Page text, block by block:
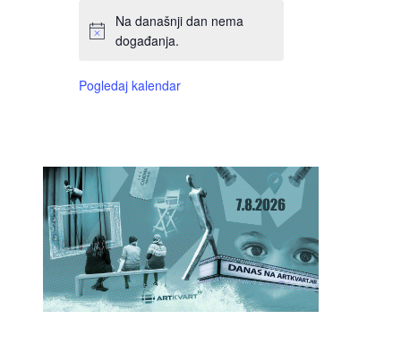
Na današnji dan nema
događanja.
Pogledaj kalendar